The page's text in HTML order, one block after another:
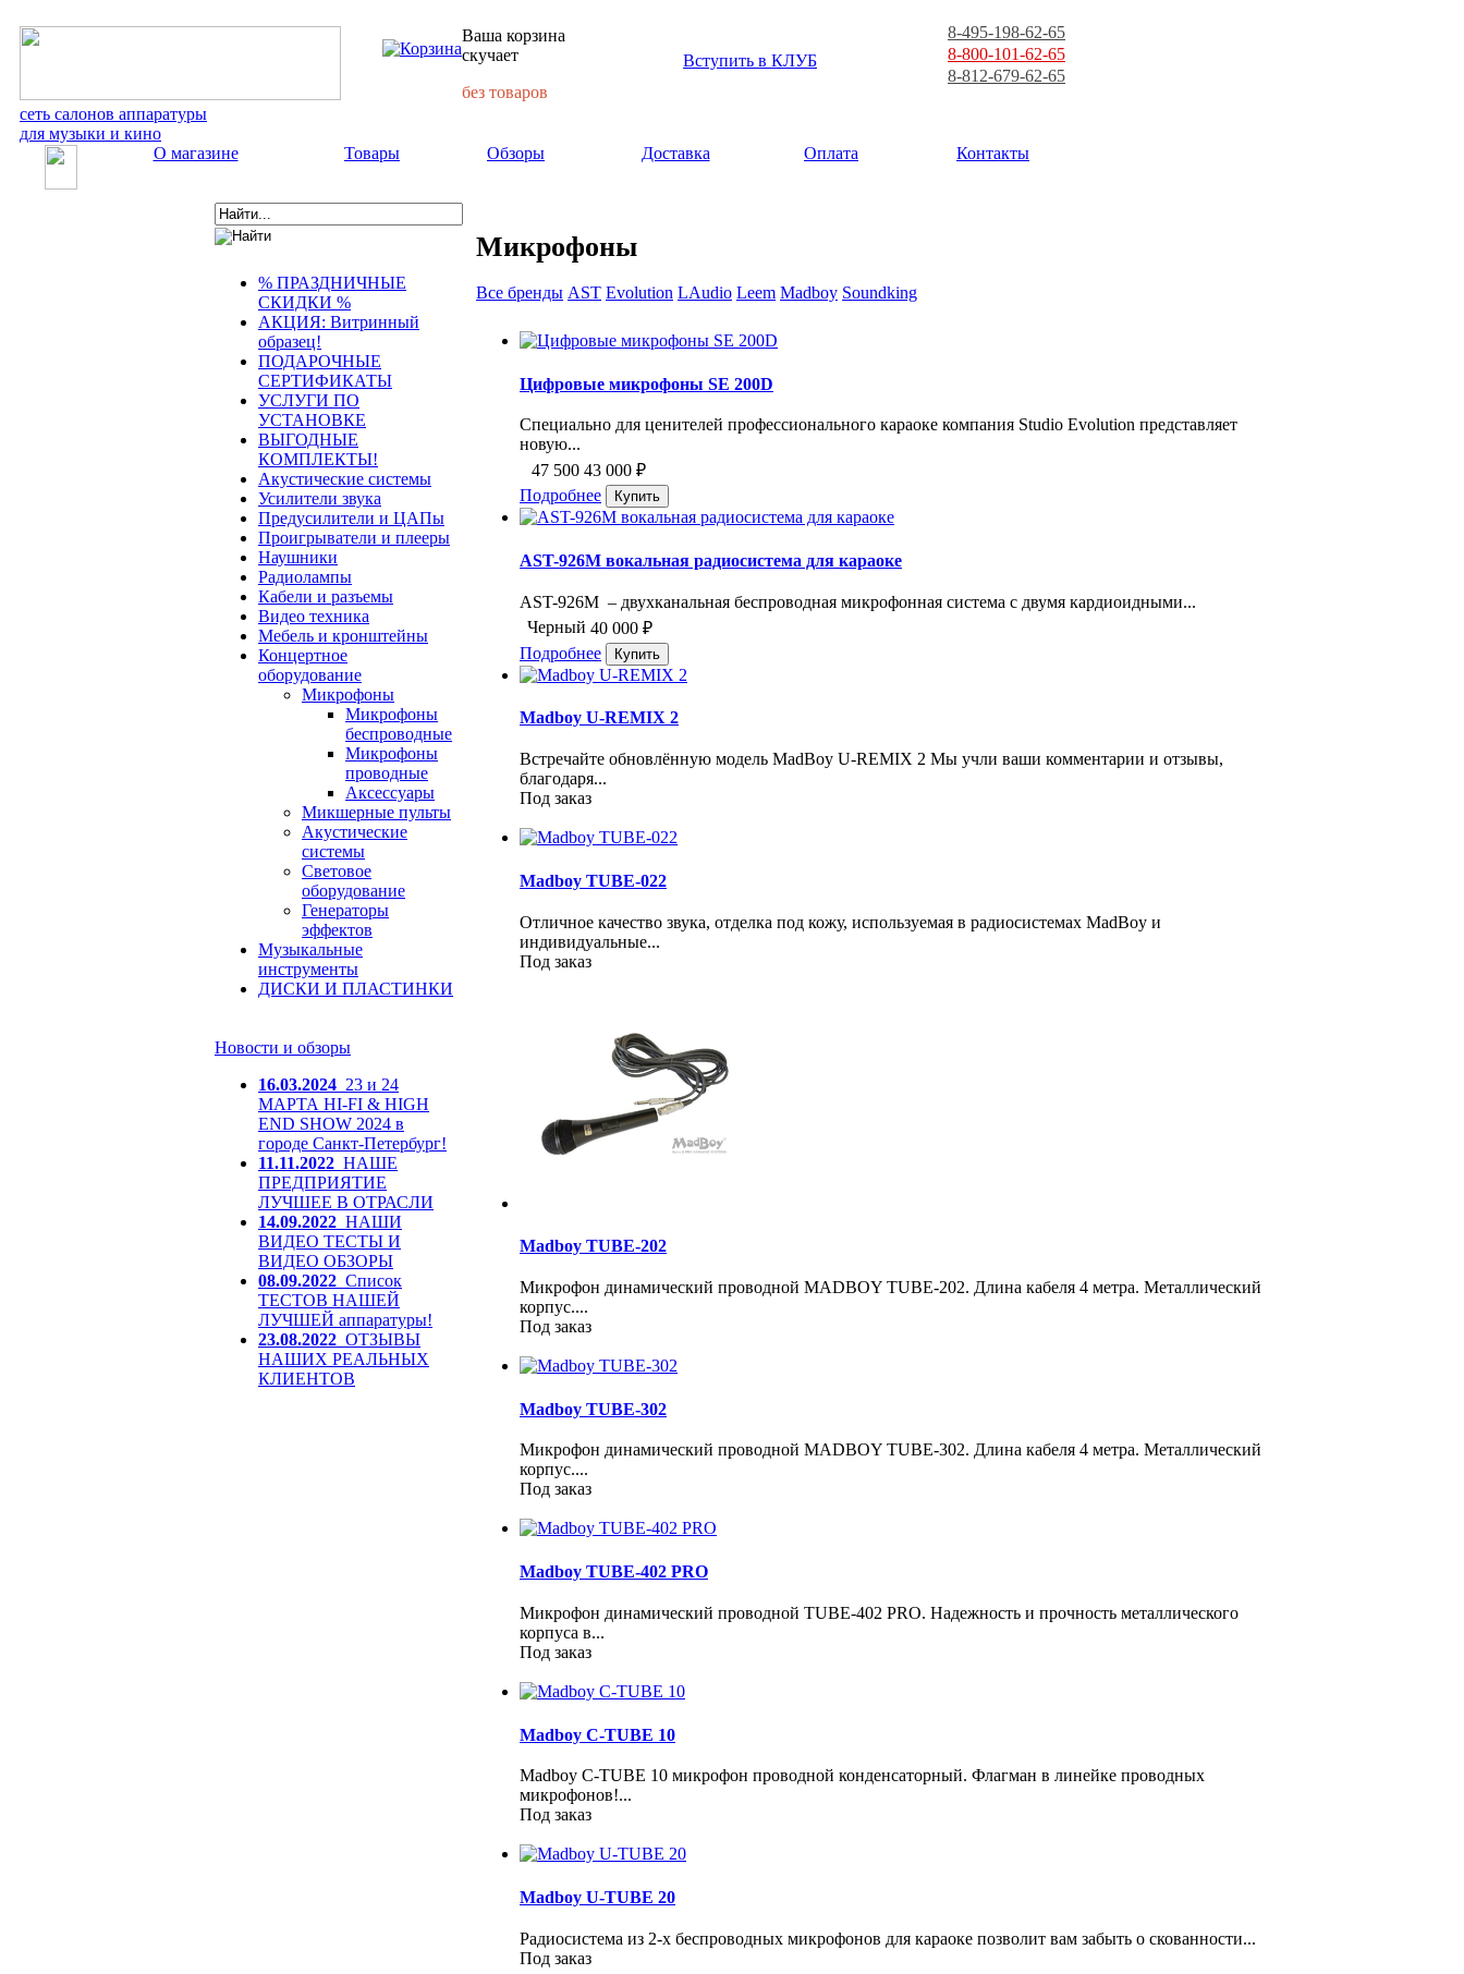
сеть салонов аппаратуры
для музыки и кино
Ваша корзина
скучает
без товаров
Вступить в КЛУБ
8-495-198-62-65
8-800-101-62-65
8-812-679-62-65
О магазине Товары Обзоры Доставка Оплата Контакты
% ПРАЗДНИЧНЫЕ
СКИДКИ %
АКЦИЯ: Витринный
образец!
ПОДАРОЧНЫЕ
СЕРТИФИКАТЫ
УСЛУГИ ПО
УСТАНОВКЕ
ВЫГОДНЫЕ
КОМПЛЕКТЫ!
Акустические системы
Усилители звука
Предусилители и ЦАПы
Проигрыватели и плееры
Наушники
Радиолампы
Кабели и разъемы
Видео техника
Мебель и кронштейны
Концертное
оборудование
Микрофоны
Микрофоны
беспроводные
Микрофоны
проводные
Аксессуары
Микшерные пульты
Акустические
системы
Световое
оборудование
Генераторы
эффектов
Музыкальные
инструменты
ДИСКИ И ПЛАСТИНКИ
Новости и обзоры
16.03.2024 23 и 24
МАРТА HI-FI & HIGH
END SHOW 2024 в
городе Санкт-Петербург!
11.11.2022 НАШЕ
ПРЕДПРИЯТИЕ
ЛУЧШЕЕ В ОТРАСЛИ
14.09.2022 НАШИ
ВИДЕО ТЕСТЫ И
ВИДЕО ОБЗОРЫ
08.09.2022 Список
ТЕСТОВ НАШЕЙ
ЛУЧШЕЙ аппаратуры!
23.08.2022 ОТЗЫВЫ
НАШИХ РЕАЛЬНЫХ
КЛИЕНТОВ
Микрофоны
Все бренды AST Evolution LAudio Leem Madboy Soundking
Цифровые микрофоны SE 200D
Специально для ценителей профессионального караоке компания Studio Evolution представляет
новую...
47 500 43 000 ₽
Подробнее
AST-926M вокальная радиосистема для караоке
AST-926M – двухканальная беспроводная микрофонная система с двумя кардиоидными...
Черный 40 000 ₽
Подробнее
Madboy U-REMIX 2
Встречайте обновлённую модель MadBoy U-REMIX 2 Мы учли ваши комментарии и отзывы,
благодаря...
Под заказ
Madboy TUBE-022
Отличное качество звука, отделка под кожу, используемая в радиосистемах MadBoy и
индивидуальные...
Под заказ
Madboy TUBE-202
Микрофон динамический проводной MADBOY TUBE-202. Длина кабеля 4 метра. Металлический
корпус....
Под заказ
Madboy TUBE-302
Микрофон динамический проводной MADBOY TUBE-302. Длина кабеля 4 метра. Металлический
корпус....
Под заказ
Madboy TUBE-402 PRO
Микрофон динамический проводной TUBE-402 PRO. Надежность и прочность металлического
корпуса в...
Под заказ
Madboy C-TUBE 10
Madboy C-TUBE 10 микрофон проводной конденсаторный. Флагман в линейке проводных
микрофонов!...
Под заказ
Madboy U-TUBE 20
Радиосистема из 2-х беспроводных микрофонов для караоке позволит вам забыть о скованности...
Под заказ